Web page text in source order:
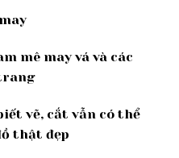
mê may vá và các
vẽ, cắt vẫn có thể
thật đẹp